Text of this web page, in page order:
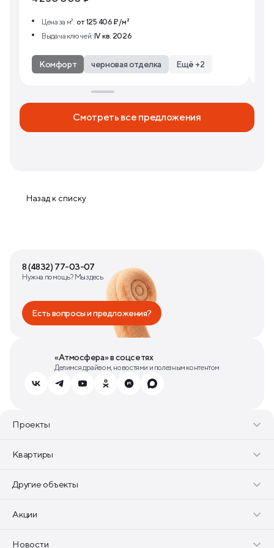
Смотреть все предложения
Цена за м²: от 125 406 ₽/м²
Выдача ключей: IV кв. 2026
Комфорт черновая отделка Ещё +2
Назад к списку
8 (4832) 77-03-07
Нужна помощь? Мы здесь
Есть вопросы и предложения?
«Атмосфера» в соцсетях
Делимся драйвом, новостями и полезным контентом
Проекты
Квартиры
Другие объекты
Акции
Новости